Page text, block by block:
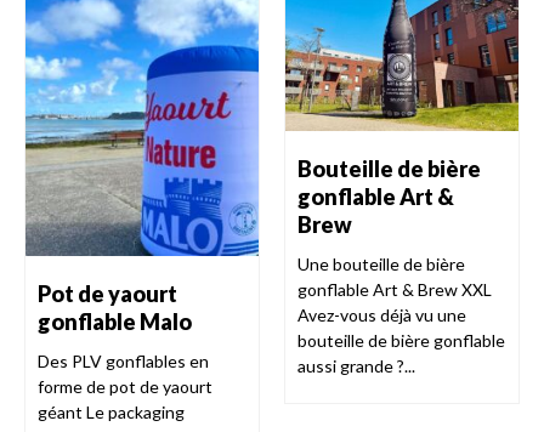
Pot de yaourt
gonflable Malo
Des PLV gonflables en
forme de pot de yaourt
géant Le packaging
Bouteille de bière
gonflable Art &
Brew
Une bouteille de bière
gonflable Art & Brew XXL
Avez-vous déjà vu une
bouteille de bière gonflable
aussi grande ?...